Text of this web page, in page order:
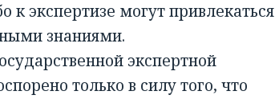
к экспертизе могут привлекаться
знаниями.
экспертной
только в силу того, что